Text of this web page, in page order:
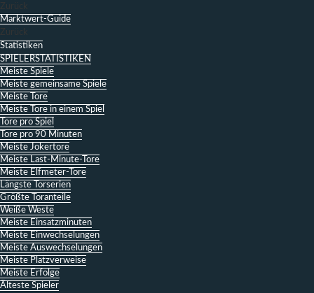
Zurück
Marktwert-Guide
Zurück
Statistiken
SPIELERSTATISTIKEN
Meiste Spiele
Meiste gemeinsame Spiele
Meiste Tore
Meiste Tore in einem Spiel
Tore pro Spiel
Tore pro 90 Minuten
Meiste Jokertore
Meiste Last-Minute-Tore
Meiste Elfmeter-Tore
Längste Torserien
Größte Toranteile
Weiße Weste
Meiste Einsatzminuten
Meiste Einwechselungen
Meiste Auswechselungen
Meiste Platzverweise
Meiste Erfolge
Älteste Spieler